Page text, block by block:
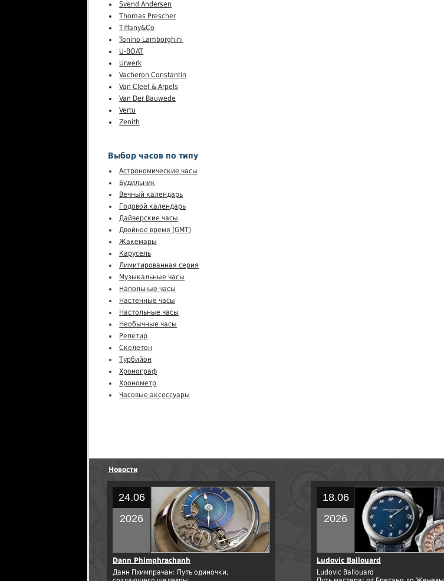
Svend Andersen
Thomas Prescher
Tiffany&Co
Tonino Lamborghini
U-BOAT
Urwerk
Vacheron Constantin
Van Cleef & Arpels
Van Der Bauwede
Vertu
Zenith
Выбор часов по типу
Астрономические часы
Будильник
Вечный календарь
Годовой календарь
Дайверские часы
Двойное время (GMT)
Жакемары
Карусель
Лимитированная серия
Музыкальные часы
Напольные часы
Настенные часы
Настольные часы
Необычные часы
Репетир
Скелетон
Турбийон
Хронограф
Хронометр
Часовые аксессуары
Новости
24.06
2026
Dann Phimphrachanh
Данн Пхимпрачан: Путь одиночки,
18.06
2026
Ludovic Ballouard
Ludovic Ballouard